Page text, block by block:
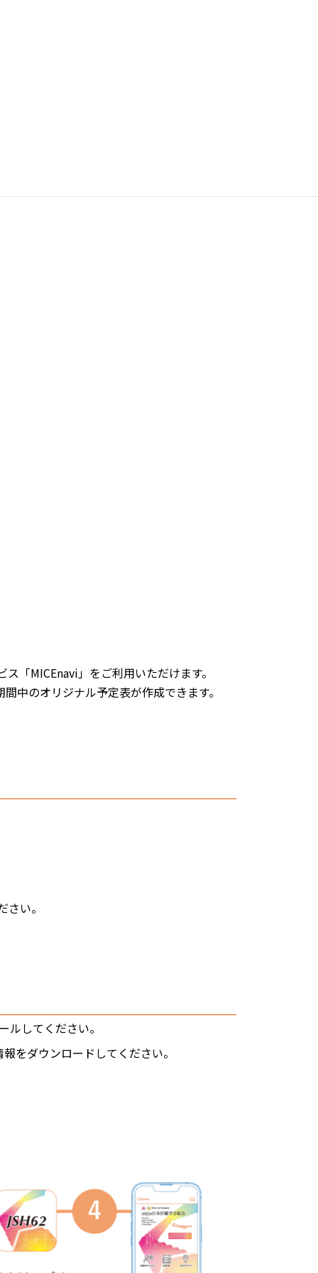
「MICEnavi」をご利用いただけます。
中のオリジナル予定表が作成できます。
さい。
してください。
をダウンロードしてください。